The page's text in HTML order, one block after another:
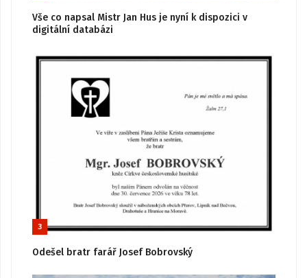
Vše co napsal Mistr Jan Hus je nyní k dispozici v
digitální databázi
3
Odešel bratr farář Josef Bobrovský